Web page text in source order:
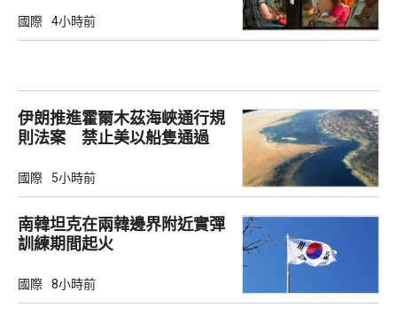
國際 4小時前
伊朗推進霍爾木茲海峽通行規
則法案 禁止美以船隻通過
國際 5小時前
南韓坦克在兩韓邊界附近實彈
訓練期間起火
國際 8小時前